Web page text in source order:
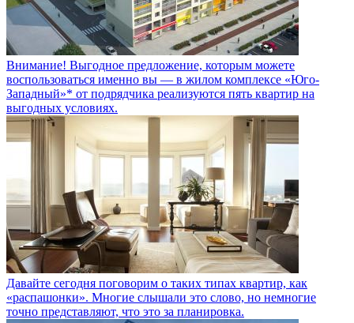
Внимание! Выгодное предложение, которым можете
воспользоваться именно вы — в жилом комплексе «Юго-
Западный»* от подрядчика реализуются пять квартир на
выгодных условиях.
Давайте сегодня поговорим о таких типах квартир, как
«распашонки». Многие слышали это слово, но немногие
точно представляют, что это за планировка.